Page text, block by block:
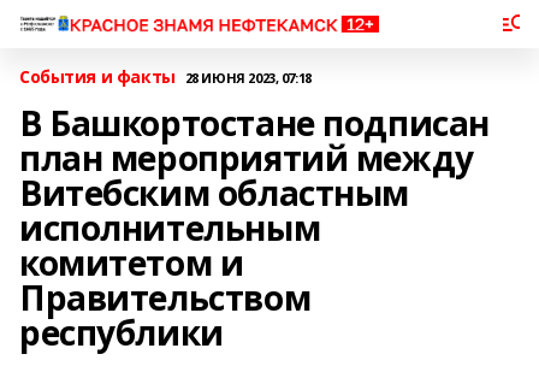
События и факты 28 ИЮНЯ 2023, 07:18
В Башкортостане подписан
план мероприятий между
Витебским областным
исполнительным
комитетом и
Правительством
республики